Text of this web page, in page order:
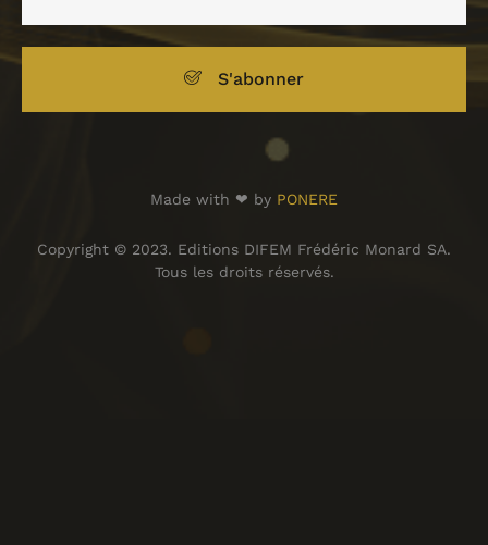
S'abonner
Made with ❤ by PONERE
Copyright © 2023. Editions DIFEM Frédéric Monard SA.
Tous les droits réservés.